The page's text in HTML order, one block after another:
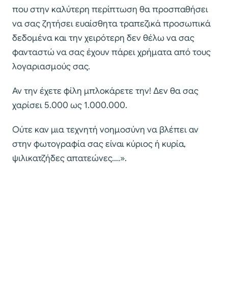
που στην καλύτερη περίπτωση θα προσπαθήσει
να σας ζητήσει ευαίσθητα τραπεζικά προσωπικά
δεδομένα και την χειρότερη δεν θέλω να σας
φανταστώ να σας έχουν πάρει χρήματα από τους
λογαριασμούς σας.
Αν την έχετε φίλη μπλοκάρετε την! Δεν θα σας
χαρίσει 5.000 ως 1.000.000.
Ούτε καν μια τεχνητή νοημοσύνη να βλέπει αν
στην φωτογραφία σας είναι κύριος ή κυρία,
ψιλικατζήδες απατεώνες….».